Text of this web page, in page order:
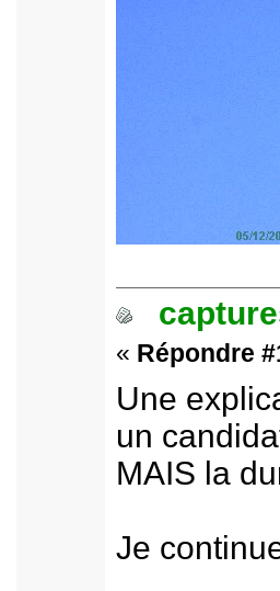
« Répondre
Une
un
MAIS la
Je